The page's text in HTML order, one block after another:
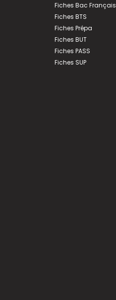
Fiches Bac Français
Fiches BTS
Fiches Prépa
Fiches BUT
Fiches PASS
Fiches SUP